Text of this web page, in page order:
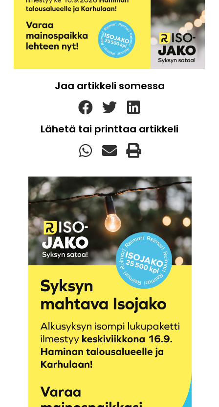
Jaa artikkeli somessa
Lähetä tai printtaa artikkeli